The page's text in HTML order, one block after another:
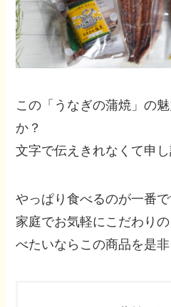
この「うなぎの蒲焼」の
か？
文字で伝えきれなくて申し
やっぱり食べるのが一番で
家庭でお気軽にこだわり
べたいならこの商品を是非